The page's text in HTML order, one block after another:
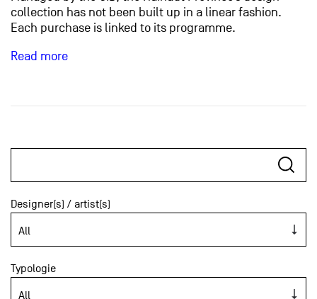
collection has not been built up in a linear fashion.
Each purchase is linked to its programme.
Read more
Designer(s) / artist(s)
Typologie